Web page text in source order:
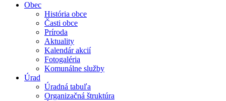
Obec
História obce
Časti obce
Príroda
Aktuality
Kalendár akcií
Fotogaléria
Komunálne služby
Úrad
Úradná tabuľa
Organizačná štruktúra